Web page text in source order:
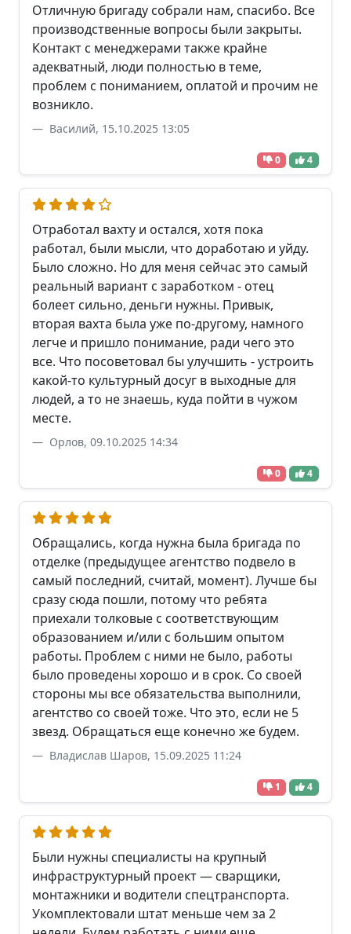
Отличную бригаду собрали нам, спасибо. Все
производственные вопросы были закрыты.
Контакт с менеджерами также крайне
адекватный, люди полностью в теме,
проблем с пониманием, оплатой и прочим не
возникло.
Василий, 15.10.2025 13:05
0 4
Отработал вахту и остался, хотя пока
работал, были мысли, что доработаю и уйду.
Было сложно. Но для меня сейчас это самый
реальный вариант с заработком - отец
болеет сильно, деньги нужны. Привык,
вторая вахта была уже по-другому, намного
легче и пришло понимание, ради чего это
все. Что посоветовал бы улучшить - устроить
какой-то культурный досуг в выходные для
людей, а то не знаешь, куда пойти в чужом
месте.
Орлов, 09.10.2025 14:34
0 4
Обращались, когда нужна была бригада по
отделке (предыдущее агентство подвело в
самый последний, считай, момент). Лучше бы
сразу сюда пошли, потому что ребята
приехали толковые с соответствующим
образованием и/или с большим опытом
работы. Проблем с ними не было, работы
было проведены хорошо и в срок. Со своей
стороны мы все обязательства выполнили,
агентство со своей тоже. Что это, если не 5
звезд. Обращаться еще конечно же будем.
Владислав Шаров, 15.09.2025 11:24
1 4
Были нужны специалисты на крупный
инфраструктурный проект — сварщики,
монтажники и водители спецтранспорта.
Укомплектовали штат меньше чем за 2